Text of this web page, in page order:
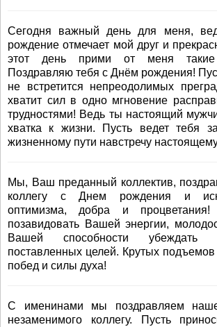
Сегодня важный день для меня,
рождение отмечает мой друг и
этот день прими от меня такие
Поздравляю тебя с Днём рождения!
не встретится непреодолимых
хватит сил в одно мгновение
трудностями! Ведь ты настоящий
хватка к жизни. Пусть ведет тебя
жизненному пути навстречу
Мы, Ваш преданный коллектив,
коллегу с Днем рождения и
оптимизма, добра и
позавидовать Вашей энергии,
Вашей способности убеждать
поставленных целей. Крутых
побед и силы духа!
С именинами мы поздравляем
незаменимого коллегу. Пусть